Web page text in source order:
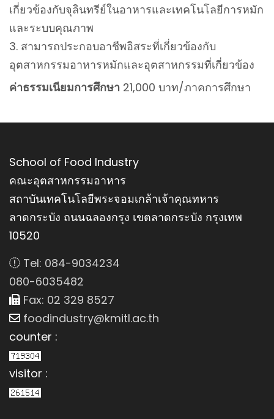
เกี่ยวข้องกับจุลินทรีย์ในอาหารและเทคโนโลยีการหมัก
และระบบคุณภาพ
สามารถประกอบอาชีพอิสระที่เกี่ยวข้องกับ
อุตสาหกรรมอาหารหมักและอุตสาหกรรมที่เกี่ยวข้อง
ค่าธรรมเนียมการศึกษา 21,000 บาท/ภาคการศึกษา
School of Food Industry
คณะอุตสาหกรรมอาหาร
สถาบันเทคโนโลยีพระจอมเกล้าเจ้าคุณทหาร
ลาดกระบัง ถนนฉลองกรุง เขตลาดกระบัง กรุงเทพ
10520
Tel: 084-9034234
080-6035482
Fax: 02 329 8527
foodindustry@kmitl.ac.th
counter :
visitor :